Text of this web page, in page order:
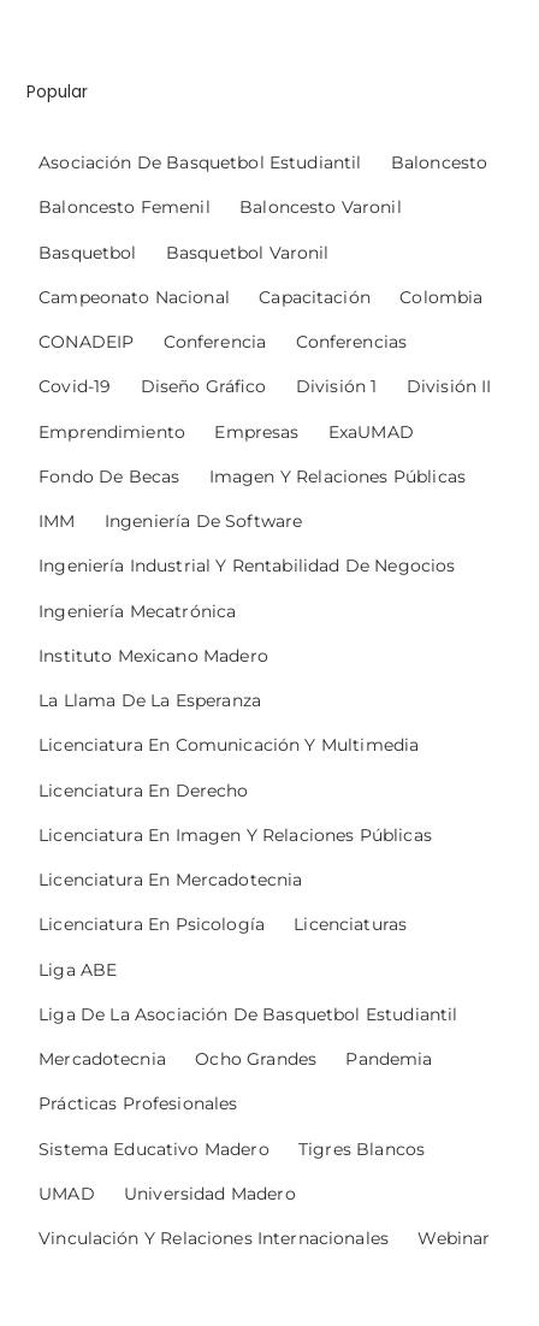
Popular
Asociación De Basquetbol Estudiantil Baloncesto
Baloncesto Femenil Baloncesto Varonil
Basquetbol Basquetbol Varonil
Campeonato Nacional Capacitación Colombia
CONADEIP Conferencia Conferencias
Covid-19 Diseño Gráfico División 1 División II
Emprendimiento Empresas ExaUMAD
Fondo De Becas Imagen Y Relaciones Públicas
IMM Ingeniería De Software
Ingeniería Industrial Y Rentabilidad De Negocios
Ingeniería Mecatrónica
Instituto Mexicano Madero
La Llama De La Esperanza
Licenciatura En Comunicación Y Multimedia
Licenciatura En Derecho
Licenciatura En Imagen Y Relaciones Públicas
Licenciatura En Mercadotecnia
Licenciatura En Psicología Licenciaturas
Liga ABE
Liga De La Asociación De Basquetbol Estudiantil
Mercadotecnia Ocho Grandes Pandemia
Prácticas Profesionales
Sistema Educativo Madero Tigres Blancos
UMAD Universidad Madero
Vinculación Y Relaciones Internacionales Webinar